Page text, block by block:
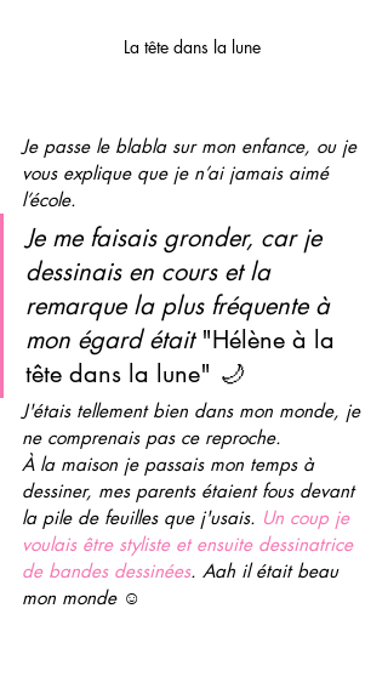
La tête dans la lune
Je passe le blabla sur mon enfance, ou je
vous explique que je n’ai jamais aimé
l’école.
Je me faisais gronder, car je
dessinais en cours et la
remarque la plus fréquente à
mon égard était "Hélène à la
tête dans la lune" 🌙
J'étais tellement bien dans mon monde, je
ne comprenais pas ce reproche.
À la maison je passais mon temps à
dessiner, mes parents étaient fous devant
la pile de feuilles que j'usais. Un coup je
voulais être styliste et ensuite dessinatrice
de bandes dessinées. Aah il était beau
mon monde ☺️